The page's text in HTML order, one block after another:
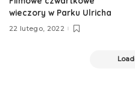
wieczory w Parku Ulricha
22 lutego, 2022